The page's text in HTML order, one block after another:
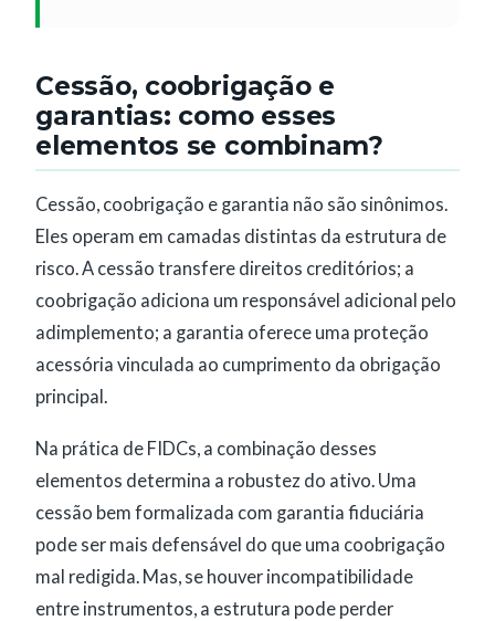
Cessão, coobrigação e
garantias: como esses
elementos se combinam?
Cessão, coobrigação e garantia não são sinônimos.
Eles operam em camadas distintas da estrutura de
risco. A cessão transfere direitos creditórios; a
coobrigação adiciona um responsável adicional pelo
adimplemento; a garantia oferece uma proteção
acessória vinculada ao cumprimento da obrigação
principal.
Na prática de FIDCs, a combinação desses
elementos determina a robustez do ativo. Uma
cessão bem formalizada com garantia fiduciária
pode ser mais defensável do que uma coobrigação
mal redigida. Mas, se houver incompatibilidade
entre instrumentos, a estrutura pode perder